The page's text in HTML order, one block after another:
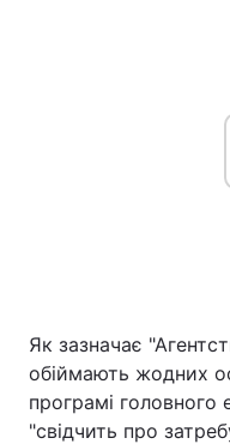
Як зазначає
обіймають жодних
програмі головного
"свідчить про